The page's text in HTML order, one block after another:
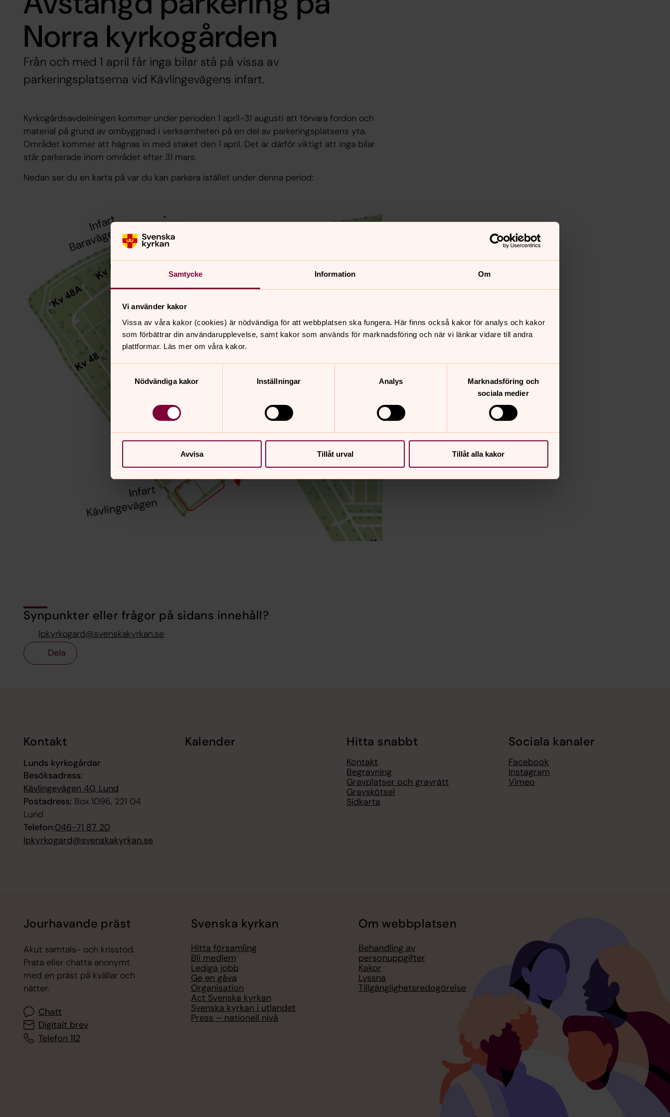
Samtycke Information Om
Vi använder kakor
Vissa av våra kakor (cookies) är nödvändiga för att webbplatsen ska fungera. Här finns också kakor för analys och kakor
som förbättrar din användarupplevelse, samt kakor som används för marknadsföring och när vi länkar vidare till andra
plattformar. Läs mer om våra kakor.
Nödvändiga kakor
Inställningar Analys
Marknadsföring och
sociala medier
Avvisa Tillåt urval Tillåt alla kakor
Norra kyrkogården
Från och med 1 april får inga bilar stå på vissa av
parkeringsplatserna vid Kävlingevägens infart.
Kyrkogårdsavdelningen kommer under perioden 1 april-31 augusti att förvara fordon och
material på grund av ombyggnad i verksamheten på en del av parkeringsplatsens yta.
Området kommer att hägnas in med staket den 1 april. Det är därför viktigt att inga bilar
står parkerade inom området efter 31 mars.
Nedan ser du en karta på var du kan parkera istället under denna period:
Synpunkter eller frågor på sidans innehåll?
lpkyrkogard@svenskakyrkan.se
Dela
Kontakt
Lunds kyrkogårdar
Besöksadress:
Kävlingevägen 40, Lund
Postadress: Box 1096, 221 04
Lund
Telefon:046-71 87 20
lpkyrkogard@svenskakyrkan.se
Kalender Hitta snabbt
Kontakt
Begravning
Gravplatser och gravrätt
Gravskötsel
Sidkarta
Sociala kanaler
Facebook
Instagram
Vimeo
Jourhavande präst
Akut samtals- och krisstöd.
Prata eller chatta anonymt
med en präst på kvällar och
nätter.
Chatt
Digitalt brev
Telefon 112
Svenska kyrkan
Hitta församling
Bli medlem
Lediga jobb
Ge en gåva
Organisation
Act Svenska kyrkan
Svenska kyrkan i utlandet
Press – nationell nivå
Om webbplatsen
Behandling av
personuppgifter
Kakor
Lyssna
Tillgänglighetsredogörelse